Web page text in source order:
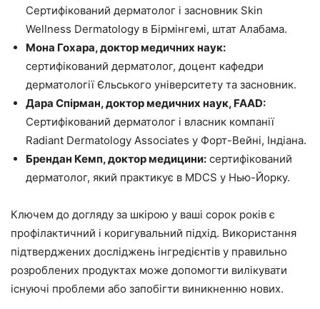
Сертифікований дерматолог і засновник Skin
Wellness Dermatology в Бірмінгемі, штат Алабама.
Мона Гохара, доктор медичних наук:
сертифікований дерматолог, доцент кафедри
дерматології Єльського університету та засновник.
Дара Спірман, доктор медичних наук, FAAD:
Сертифікований дерматолог і власник компанії
Radiant Dermatology Associates у Форт-Вейні, Індіана.
Брендан Кемп, доктор медицини: сертифікований
дерматолог, який практикує в MDCS у Нью-Йорку.
Ключем до догляду за шкірою у ваші сорок років є
профілактичний і коригувальний підхід. Використання
підтверджених досліджень інгредієнтів у правильно
розроблених продуктах може допомогти вилікувати
існуючі проблеми або запобігти виникненню нових.